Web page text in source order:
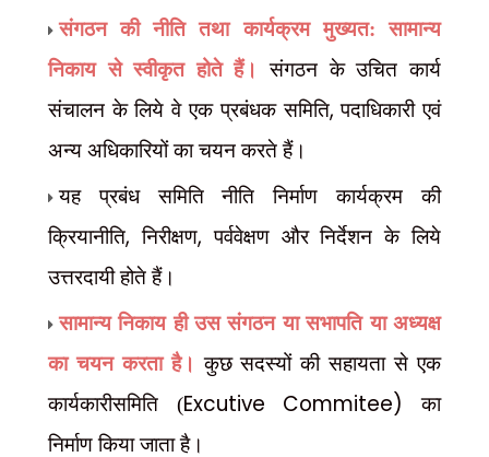
संगठन की नीति तथा कार्यक्रम मुख्यत: सामान्य
निकाय से स्वीकृत होते हैं।संगठन के उचित कार्य
संचालन के लिये वे एक प्रबंधक समिति,पदाधिकारी एवं
अन्य अधिकारियों का चयन करते हैं।
यह प्रबंध समिति नीति निर्माण कार्यक्रम की
क्रियानीति,निरीक्षण,पर्ववेक्षण और निर्देशन के लिये
उत्तरदायी होते हैं।
सामान्य निकाय ही उस संगठन या सभापति या अध्यक्ष
का चयन करता है।कुछ सदस्यों की सहायता से एक
कार्यकारीसमिति (Excutive Commitee)का
निर्माण किया जाता है।